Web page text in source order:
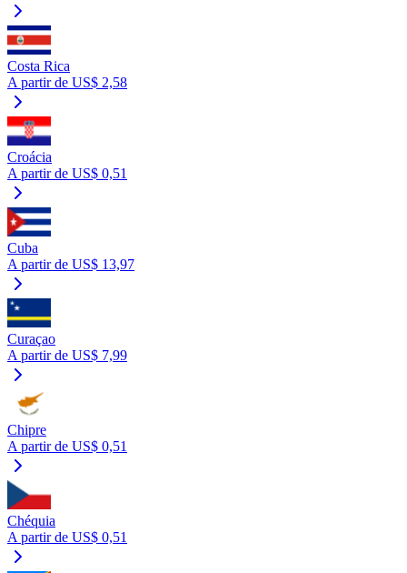
Costa Rica
A partir de US$ 2,58
Croácia
A partir de US$ 0,51
Cuba
A partir de US$ 13,97
Curaçao
A partir de US$ 7,99
Chipre
A partir de US$ 0,51
Chéquia
A partir de US$ 0,51